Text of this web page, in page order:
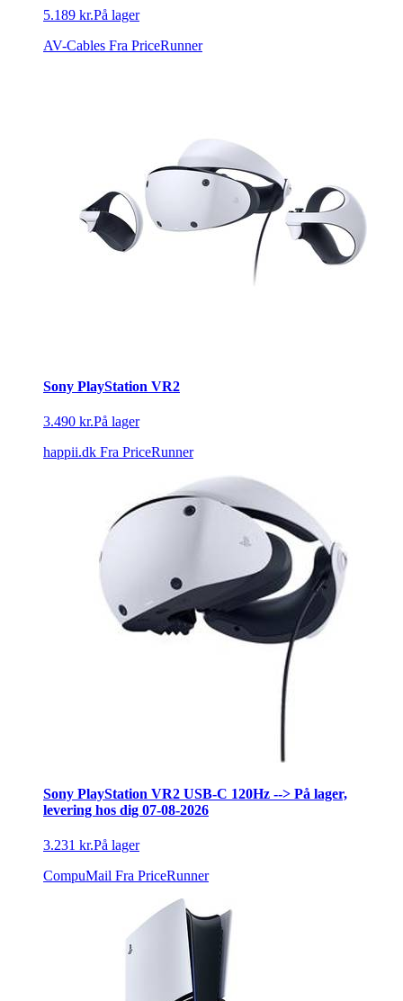
5.189 kr.På lager
AV-Cables Fra PriceRunner
Sony PlayStation VR2
3.490 kr.På lager
happii.dk Fra PriceRunner
Sony PlayStation VR2 USB-C 120Hz --> På lager,
levering hos dig 07-08-2026
3.231 kr.På lager
CompuMail Fra PriceRunner